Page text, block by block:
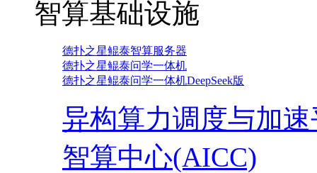
智算基础设施
德扑之星鲲泰智算服务器
德扑之星鲲泰问学一体机
德扑之星鲲泰问学一体机DeepSeek版
异构算力调度与加
智算中心(AICC)